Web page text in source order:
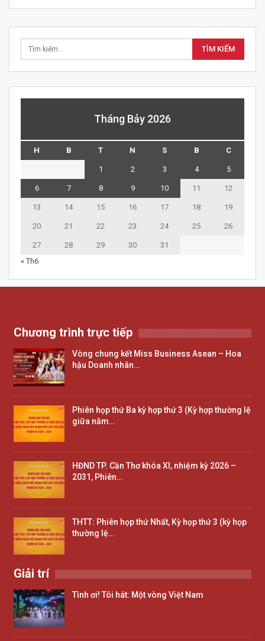
Tháng Bảy 2026
H B T N S B C
1 2 3 4 5
6 7 8 9 10 11 12
13 14 15 16 17 18 19
20 21 22 23 24 25 26
27 28 29 30
31
« Th6
Chương trình trực tiếp
Vòng chung kết Miss Business Asean – Hoa
hậu Doanh nhân…
Phiên họp thứ Ba kỳ hợp thứ 3 (Kỳ hợp thường lệ
giữa năm…
HĐND TP. Cần Thơ khóa XI, nhiệm kỳ 2026 –
2031, Phiên…
THTT: Phiên họp thứ Nhất, Kỳ họp thứ 3 (kỳ họp
thường lệ…
Giải trí
Tình ơi! Tôi hát: Một vòng Việt Nam